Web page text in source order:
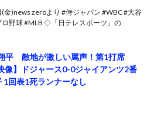
金)news zeroより #侍ジャパン #WBC #大谷
ロ野球 #MLB ◇「日テレスポーツ」の
平 敵地が激しい罵声！第1打席
像】ドジャース0-0ジャイアンツ2番
1回表1死ランナーなし